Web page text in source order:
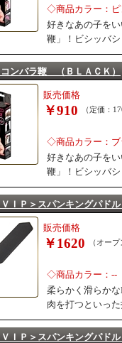
◇商品カラー：ピ
好きなあの子を
鞭」！ビシッバ
コンバラ鞭 （ＢＬＡＣＫ）
販売価格
￥910 （定価：
◇商品カラー：ブ
好きなあの子を
鞭」！ビシッバ
ＩＰ＞スパンキングパド
販売価格
￥1620 （オー
◇商品カラー：--
柔らかく滑らか
肉を打つといっ
ＩＰ＞スパンキングパド